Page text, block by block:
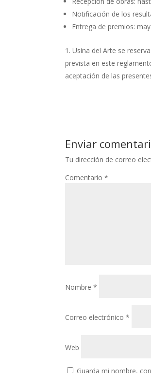
Notificación de los
Entrega de premios:
Usina del Arte se
prevista en este
aceptación de las
Enviar
Tu dirección de correo
Comentario*
Nombre*
Correo electrónico*
Web
Guarda mi nombre,